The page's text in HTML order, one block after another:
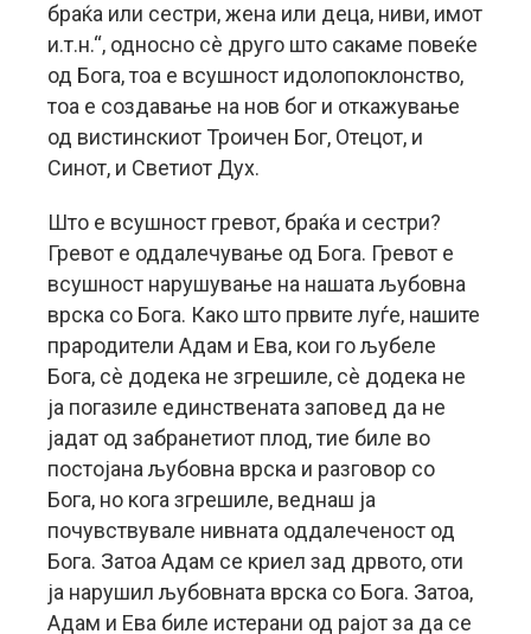
браќа или сестри, жена или деца, ниви, имот
и.т.н.“, односно сè друго што сакаме повеќе
од Бога, тоа е всушност идолопоклонство,
тоа е создавање на нов бог и откажување
од вистинскиот Троичен Бог, Отецот, и
Синот, и Светиот Дух.
Што е всушност гревот, браќа и сестри?
Гревот е оддалечување од Бога. Гревот е
всушност нарушување на нашата љубовна
врска со Бога. Како што првите луѓе, нашите
прародители Адам и Ева, кои го љубеле
Бога, сè додека не згрешиле, сè додека не
ја погазиле единствената заповед да не
јадат од забранетиот плод, тие биле во
постојана љубовна врска и разговор со
Бога, но кога згрешиле, веднаш ја
почувствувале нивната оддалеченост од
Бога. Затоа Адам се криел зад дрвото, оти
ја нарушил љубовната врска со Бога. Затоа,
Адам и Ева биле истерани од рајот за да се